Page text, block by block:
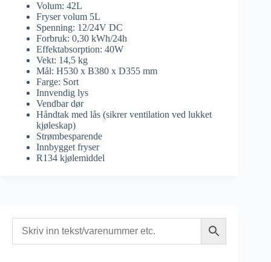
Volum: 42L
Fryser volum 5L
Spenning: 12/24V DC
Forbruk: 0,30 kWh/24h
Effektabsorption: 40W
Vekt: 14,5 kg
Mål: H530 x B380 x D355 mm
Farge: Sort
Innvendig lys
Vendbar dør
Håndtak med lås (sikrer ventilation ved lukket
kjøleskap)
Strømbesparende
Innbygget fryser
R134 kjølemiddel